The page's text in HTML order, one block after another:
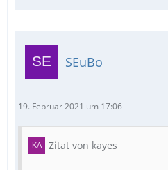
SEuBo
19. Februar 2021 um 17:06
Zitat von kayes